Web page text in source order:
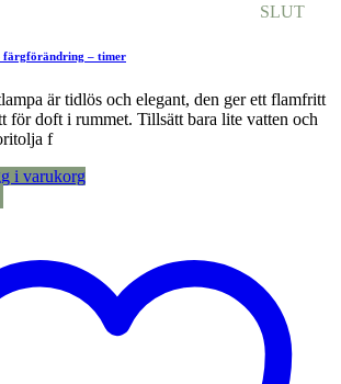
SLUT
färgförändring – timer
är tidlös och elegant, den ger ett flamfritt
för doft i rummet. Tillsätt bara lite vatten och
f
i varukorg